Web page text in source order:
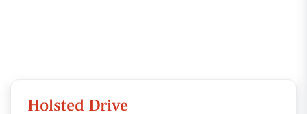
Holsted Drive